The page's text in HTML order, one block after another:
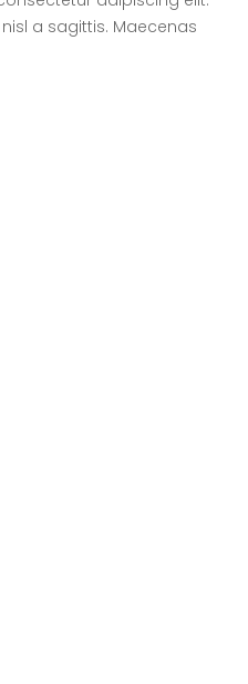
a sagittis. Maecenas